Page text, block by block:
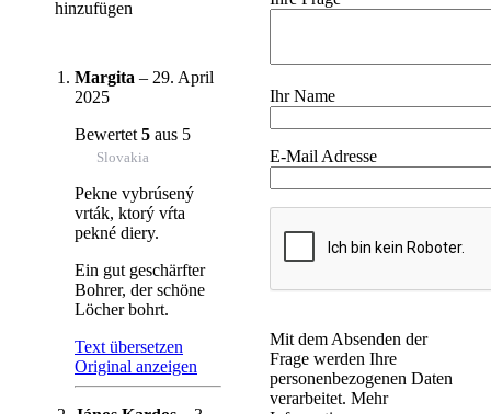
hinzufügen
Margita – 29. April
2025
Bewertet 5 aus 5
Slovakia
Pekne vybrúsený
vrták, ktorý vŕta
pekné diery.
Ein gut geschärfter
Bohrer, der schöne
Löcher bohrt.
Text übersetzen
Original anzeigen
Ihr Name
E-Mail Adresse
Mit dem Absenden der
Frage werden Ihre
personenbezogenen Daten
verarbeitet. Mehr